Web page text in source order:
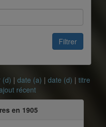
Filtrer
(d) | date (a) | date (d) | titre
récent
en 1905